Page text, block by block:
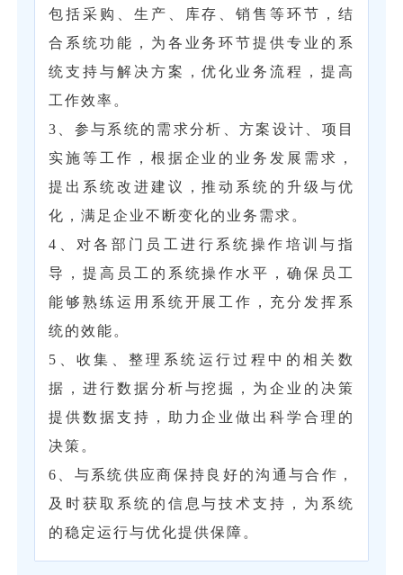
包括采购、生产、库存、销售等环节，结
合系统功能，为各业务环节提供专业的系
统支持与解决方案，优化业务流程，提高
工作效率。
3、参与系统的需求分析、方案设计、项目
实施等工作，根据企业的业务发展需求，
提出系统改进建议，推动系统的升级与优
化，满足企业不断变化的业务需求。
4、对各部门员工进行系统操作培训与指
导，提高员工的系统操作水平，确保员工
能够熟练运用系统开展工作，充分发挥系
统的效能。
5、收集、整理系统运行过程中的相关数
据，进行数据分析与挖掘，为企业的决策
提供数据支持，助力企业做出科学合理的
决策。
6、与系统供应商保持良好的沟通与合作，
及时获取系统的信息与技术支持，为系统
的稳定运行与优化提供保障。